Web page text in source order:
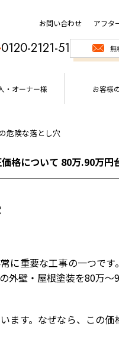
お問い合わせ アフタ
0120-2121-51 無
・オーナー様 お客様
危険な落とし穴
格について 80万.90万円
に重要な工事の一つで
外壁・屋根塗装を80万～
ます。なぜなら、この